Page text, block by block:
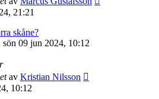
21:21
skåne?
sön 09 jun 2024, 10:12
av Kristian Nilsson
10:12